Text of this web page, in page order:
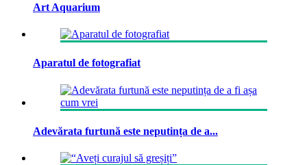
Art Aquarium
Aparatul de fotografiat
Adevărata furtună este neputința de a...